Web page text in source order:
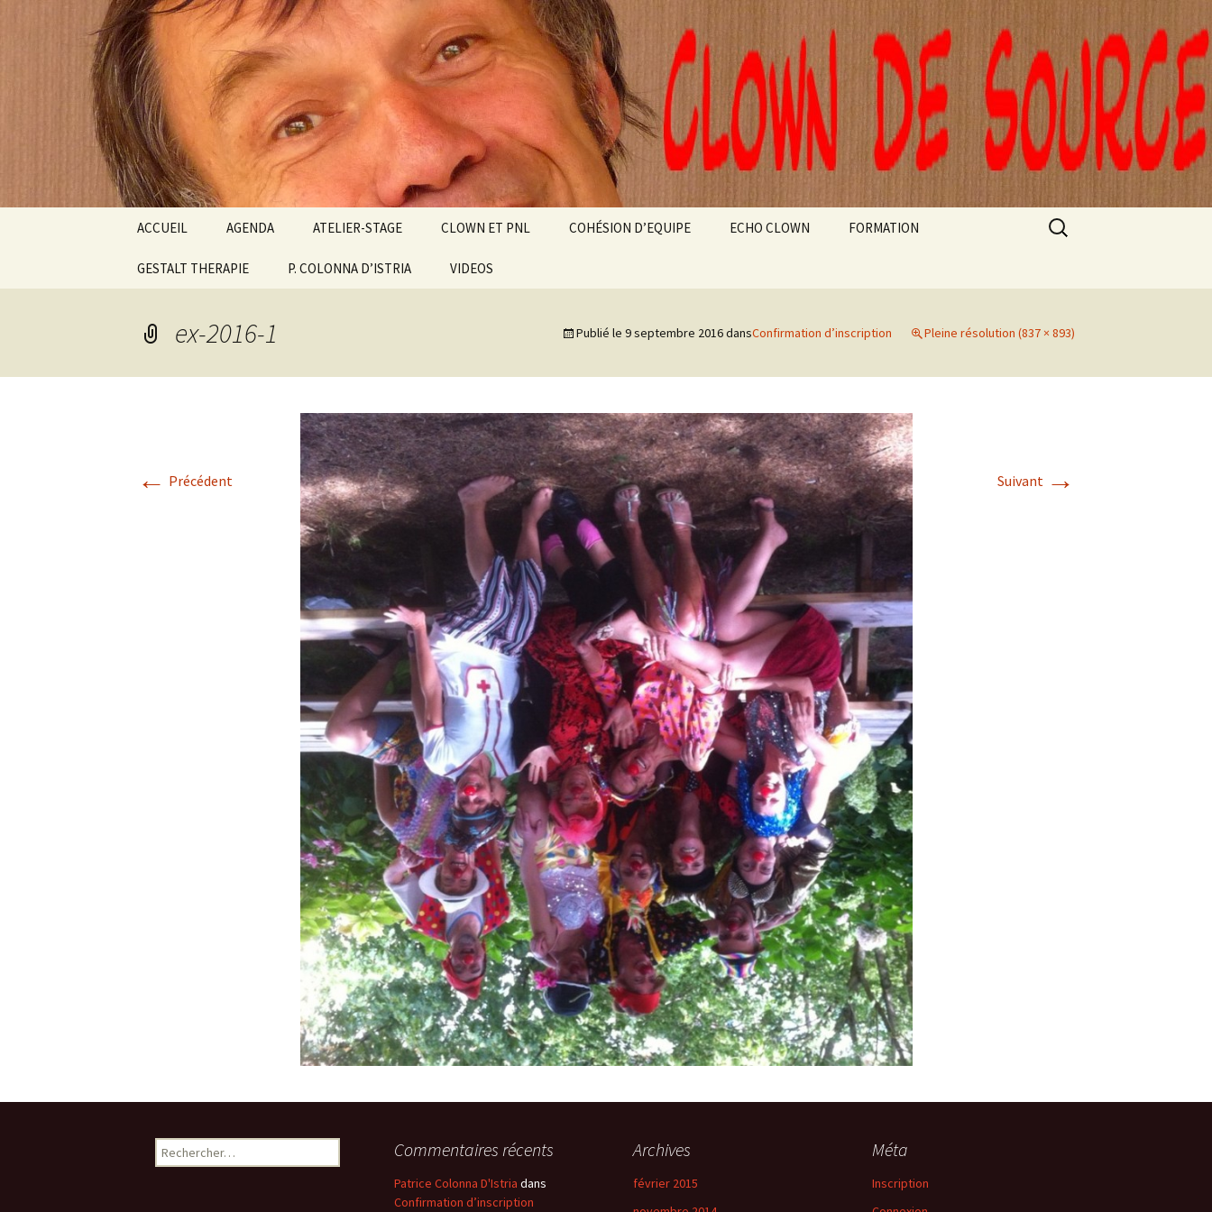
clowndesource
clown Ateliers stages Paris gestalt
contenu
ACCUEIL AGENDA ATELIER-STAGE
ATELIERS PARIS
COANIMATION
STAGE EN ARDÈCHE 14
au 20 AOÛT 2022 –
EXISTENCE
STAGE VALREAS LE
FABRIGE
CLOWN ET PNL COHÉSION D’EQUIPE ECHO CLOWN FORMATION
A L’EPE
GESTALT THERAPIE P. COLONNA D’ISTRIA VIDEOS
Rechercher :
ex-2016-1 Publié le 9 septembre 2016dansConfirmation d’inscription Pleine résolution (837 × 893)
← Précédent Suivant →
Rechercher : Commentaires récents
Patrice Colonna D'Istria dans
Confirmation d’inscription
Archives
février 2015
Méta
Inscription